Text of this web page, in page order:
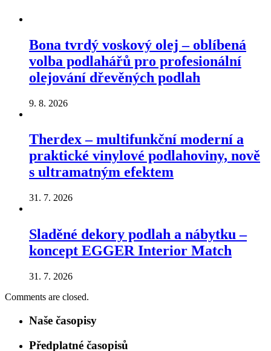
Bona tvrdý voskový olej – oblíbená
volba podlahářů pro profesionální
olejování dřevěných podlah
9. 8. 2026
Therdex – multifunkční moderní a
praktické vinylové podlahoviny, nově
s ultramatným efektem
31. 7. 2026
Sladěné dekory podlah a nábytku –
koncept EGGER Interior Match
31. 7. 2026
Comments are closed.
Naše časopisy
Předplatné časopisů